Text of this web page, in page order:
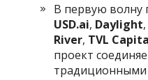
В первую волну
USD.ai, Daylight,
River, TVL
проект
традиционными